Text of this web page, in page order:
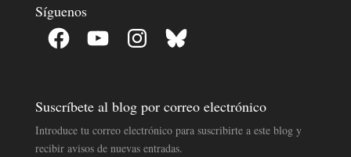
Síguenos
Facebook YouTube InstagramBluesky
Suscríbete al blog por correo electrónico
Introduce tu correo electrónico para suscribirte a este blog y
recibir avisos de nuevas entradas.